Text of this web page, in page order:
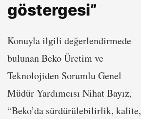
göstergesi”
Konuyla ilgili değerlendirmede
bulunan Beko Üretim ve
Teknolojiden Sorumlu Genel
Müdür Yardımcısı Nihat Bayız,
“Beko’da sürdürülebilirlik, kalite,